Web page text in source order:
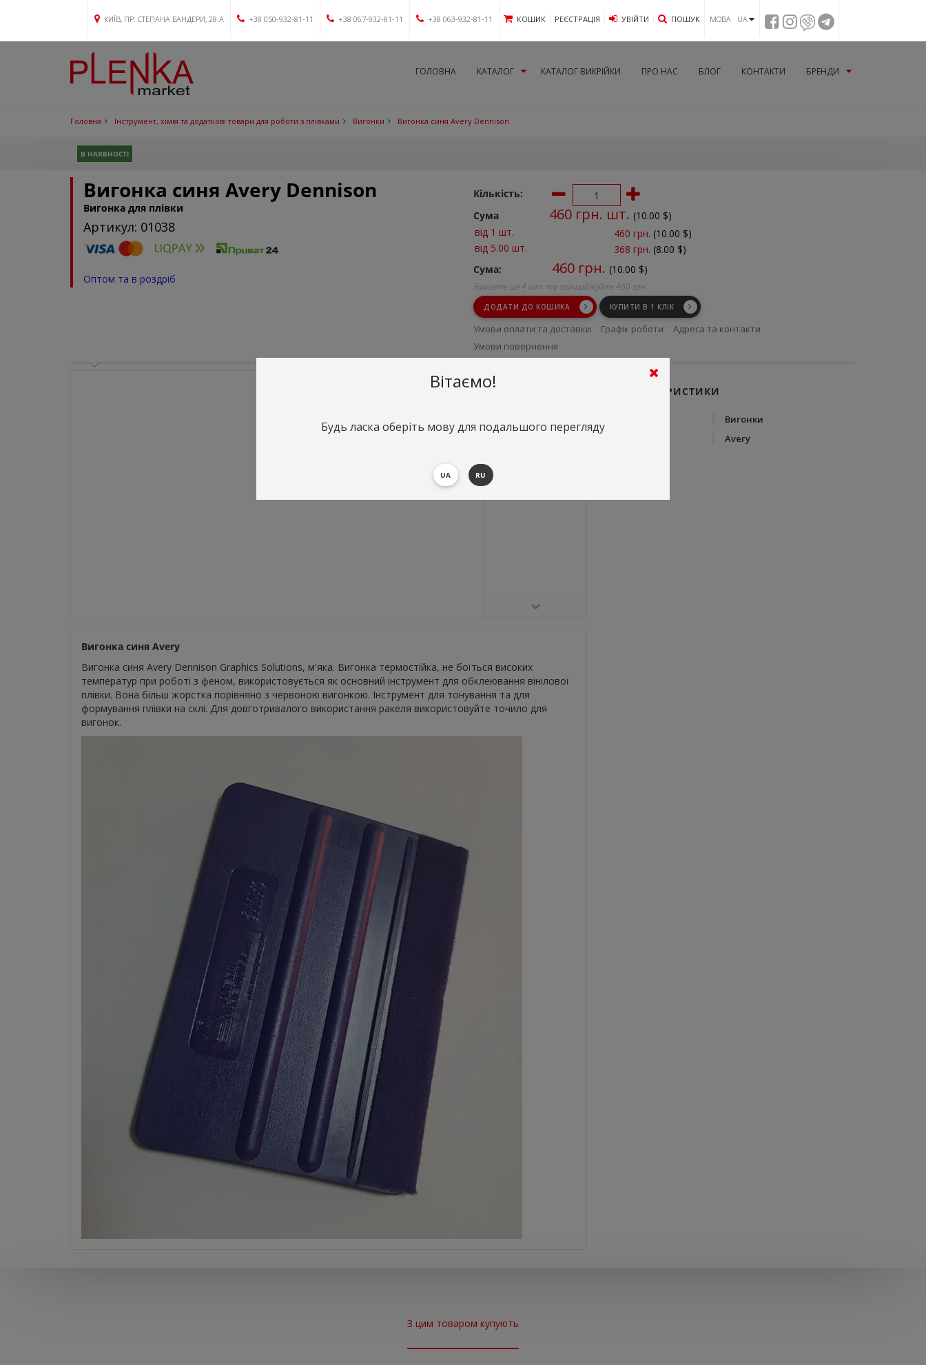
КИЇВ, ПР. СТЕПАНА БАНДЕРИ, 28 А +38 050-932-81-11 +38 067-932-81-11 +38 063-932-81-11 КОШИК РЕЄСТРАЦІЯ УВIЙТИ ПОШУК МОВА UA
ГОЛОВНА КАТАЛОГ КАТАЛОГ ВИКРІЙКИ ПРО НАС БЛОГ КОНТАКТИ БРЕНДИ
Головна Інструмент, хімія та додаткові товари для роботи з плівками Вигонки Вигонка синя Avery Dennison
В НАЯВНОСТІ
Вигонка синя Avery Dennison
Вигонка для плівки
Артикул: 01038
Оптом та в роздріб
Кількість:
Сума
460 грн. шт. (10.00 $)
від 1 шт.
460 грн. (10.00 $)
від 5.00 шт.
368 грн. (8.00 $)
Сума:
460 грн. (10.00 $)
Замовте ще 4 шт. та заощаджуйте 460 грн.
ДОДАТИ ДО КОШИКА КУПИТИ В 1 КЛІК
Умови оплати та доставки Графік роботи
Адреса та контакти
Умови повернення
Вигонка синя Avery
Вигонка синя Avery Dennison Graphics Solutions, м'яка. Вигонка термостійка, не боїться високих
температур при роботі з феном, використовується як основний інструмент для обклеювання вінілової
плівки. Вона більш жорстка порівняно з червоною вигонкою. Інструмент для тонування та для
формування плівки на склі. Для довготривалого використання ракеля використовуйте точило для
вигонок.
ХАРАКТЕРИСТИКИ
Вигонки
Avery
З цим товаром купують
Вітаємо!
Будь ласка оберіть мову для подальшого перегляду
UA RU